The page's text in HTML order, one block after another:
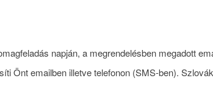
napján, a megrendelésben megadott
Önt emailben illetve telefonon (SMS-ben).